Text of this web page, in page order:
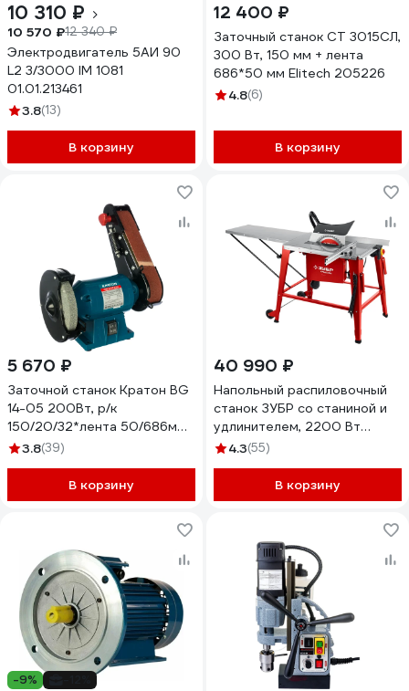
10 310 ₽
10 570 ₽12 340 ₽
Электродвигатель 5АИ 90
L2 3/3000 IM 1081
01.01.213461
3.8(13)
В корзину
12 400 ₽
Заточный станок СТ 3015СЛ,
300 Вт, 150 мм + лента
686*50 мм Elitech 205226
4.8(6)
В корзину
5 670 ₽
Заточной станок Кратон BG
14-05 200Вт, р/к
150/20/32*лента 50/686мм
4 02 03 017
3.8(39)
В корзину
40 990 ₽
Напольный распиловочный
станок ЗУБР со станиной и
удлинителем, 2200 Вт
СРЦ-315су
4.3(55)
В корзину
-9%